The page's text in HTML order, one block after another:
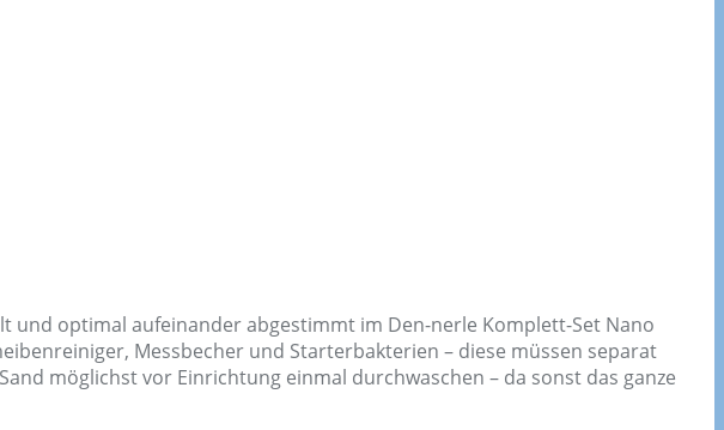
und optimal aufeinander abgestimmt im Den-nerle Komplett-Set Nano
Messbecher und Starterbakterien – diese müssen separat
möglichst vor Einrichtung einmal durchwaschen – da sonst das ganze